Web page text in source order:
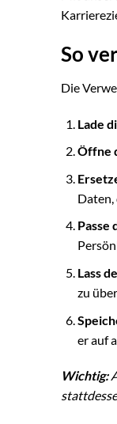
So
Die
Lade
Öffne
Daten,
Passe
Lass
zu
er auf
Wichtig: